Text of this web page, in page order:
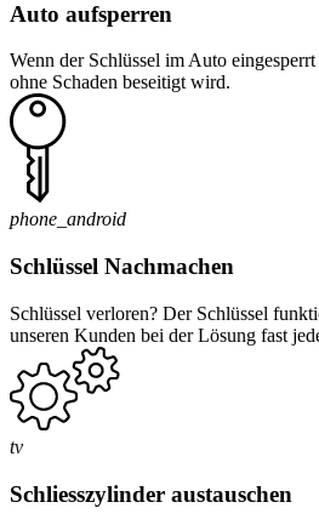
Auto aufsperren
Wenn der Schlüssel im Auto
ohne Schaden beseitigt wird.
phone_android
Schlüssel Nachmachen
Schlüssel verloren? Der Schlüssel
unseren Kunden bei der Lösung fast
tv
Schliesszylinder austauschen